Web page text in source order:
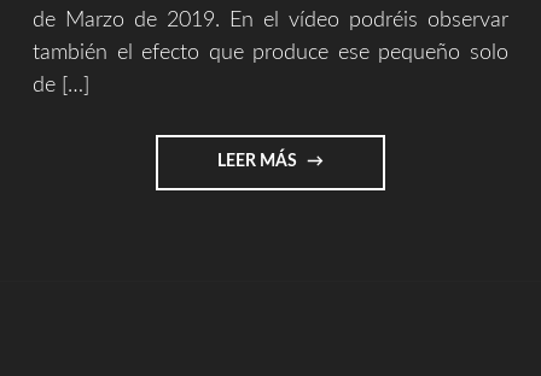
de Marzo de 2019. En el vídeo podréis observar
también el efecto que produce ese pequeño solo
de […]
LEER MÁS "UN
ORGASMO